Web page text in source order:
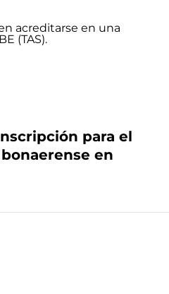
para el
en